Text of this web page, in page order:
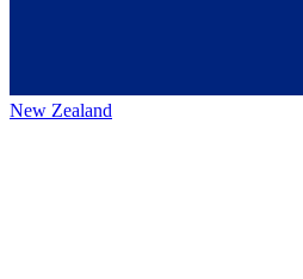
New Zealand